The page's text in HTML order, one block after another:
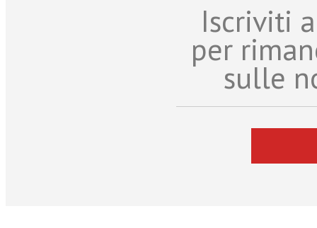
Iscriviti
per
sulle